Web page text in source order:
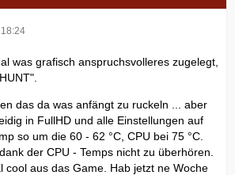
was grafisch anspruchsvolleres zugelegt,
das da was anfängt zu ruckeln ... aber
in FullHD und alle Einstellungen auf
so um die 60 - 62 °C, CPU bei 75 °C.
der CPU - Temps nicht zu überhören.
cool aus das Game. Hab jetzt ne Woche